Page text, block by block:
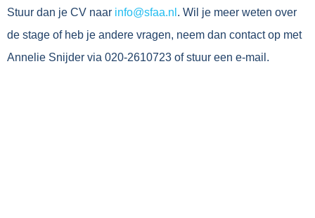
Stuur dan je CV naar info@sfaa.nl . Wil je meer weten over
de stage of heb je andere vragen, neem dan contact op met
Annelie Snijder via 020-2610723 of stuur een e-mail.